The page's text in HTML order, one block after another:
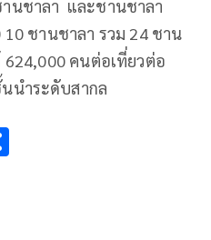
นชาลา และชานชาลา
10 ชานชาลา รวม 24 ชาน
624,000 คนต่อเที่ยวต่อ
นำระดับสากล